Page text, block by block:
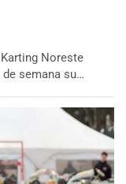
Noreste
semana su…